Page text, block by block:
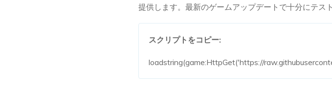
提供します。最新のゲームアップデートで十分にテス
スクリプトをコピー:
loadstring(game:HttpGet('https://